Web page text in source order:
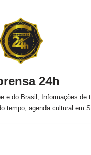
24h
e do Brasil, Informações
tempo, agenda cultural em